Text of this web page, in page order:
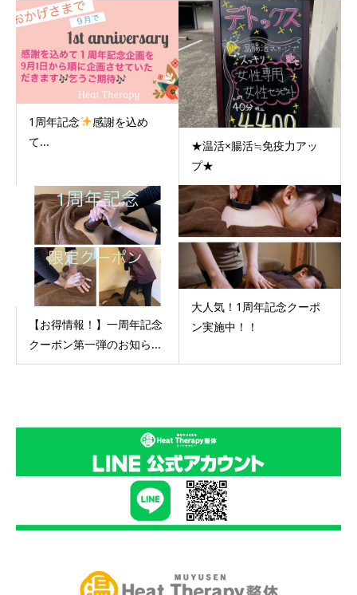
1周年記念
感謝を込め
て...
★温活×腸活≒免疫力アッ
プ★
【お得情報！】一周年記念
クーポン第一弾のお知ら...
大人気！1周年記念クーポ
ン実施中！！